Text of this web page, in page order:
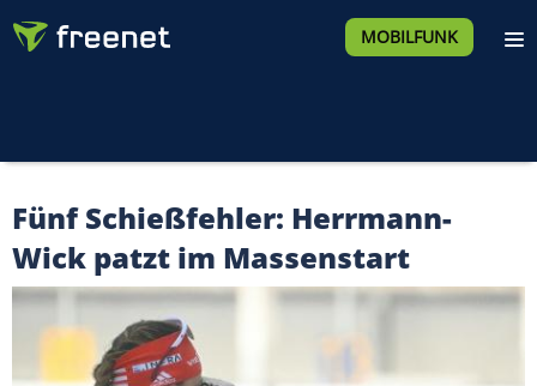
MOBILFUNK
Fünf Schießfehler: Herrmann-
Wick patzt im Massenstart